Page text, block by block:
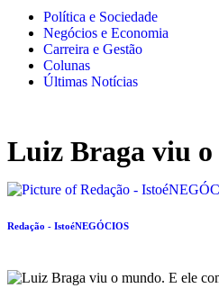
Política e Sociedade
Negócios e Economia
Carreira e Gestão
Colunas
Últimas Notícias
Luiz Braga viu o
Redação - IstoéNEGÓCIOS